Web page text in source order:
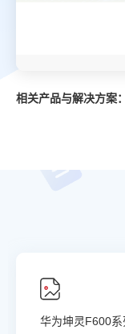
相关产品与解决方案：
华为坤灵F600系